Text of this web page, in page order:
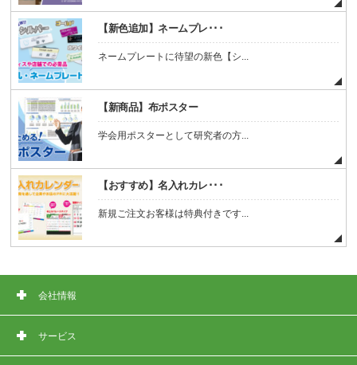
【新色追加】ネームプレ･･･
ネームプレートに待望の新色【シ...
【新商品】布ポスター
学会用ポスターとして研究者の方...
【おすすめ】名入れカレ･･･
新規ご注文お客様は特典付きです...
会社情報
サービス